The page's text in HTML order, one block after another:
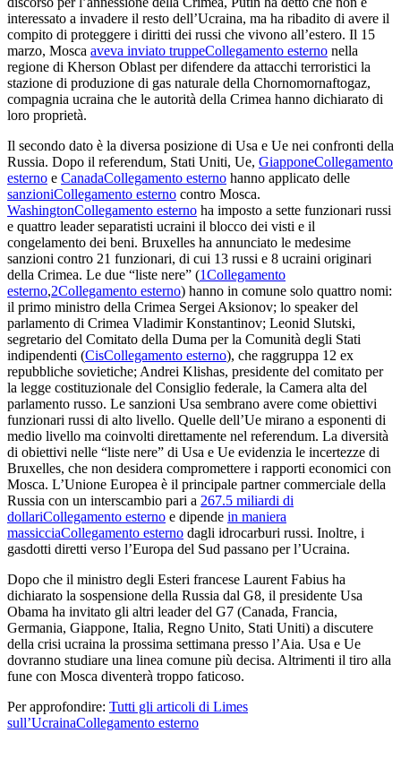
interessato a invadere il resto dell’Ucraina, ma ha ribadito di avere il
compito di proteggere i diritti dei russi che vivono all’estero. Il 15
marzo, Mosca aveva inviato truppeCollegamento esterno nella
regione di Kherson Oblast per difendere da attacchi terroristici la
stazione di produzione di gas naturale della Chornomornaftogaz,
compagnia ucraina che le autorità della Crimea hanno dichiarato di
loro proprietà.
Il secondo dato è la diversa posizione di Usa e Ue nei confronti della
Russia. Dopo il referendum, Stati Uniti, Ue, GiapponeCollegamento
esterno e CanadaCollegamento esterno hanno applicato delle
sanzioniCollegamento esterno contro Mosca.
WashingtonCollegamento esterno ha imposto a sette funzionari russi
e quattro leader separatisti ucraini il blocco dei visti e il
congelamento dei beni. Bruxelles ha annunciato le medesime
sanzioni contro 21 funzionari, di cui 13 russi e 8 ucraini originari
della Crimea. Le due “liste nere” (1Collegamento
esterno,2Collegamento esterno) hanno in comune solo quattro nomi:
il primo ministro della Crimea Sergei Aksionov; lo speaker del
parlamento di Crimea Vladimir Konstantinov; Leonid Slutski,
segretario del Comitato della Duma per la Comunità degli Stati
indipendenti (CisCollegamento esterno), che raggruppa 12 ex
repubbliche sovietiche; Andrei Klishas, presidente del comitato per
la legge costituzionale del Consiglio federale, la Camera alta del
parlamento russo. Le sanzioni Usa sembrano avere come obiettivi
funzionari russi di alto livello. Quelle dell’Ue mirano a esponenti di
medio livello ma coinvolti direttamente nel referendum. La diversità
di obiettivi nelle “liste nere” di Usa e Ue evidenzia le incertezze di
Bruxelles, che non desidera compromettere i rapporti economici con
Mosca. L’Unione Europea è il principale partner commerciale della
Russia con un interscambio pari a 267.5 miliardi di
dollariCollegamento esterno e dipende in maniera
massicciaCollegamento esterno dagli idrocarburi russi. Inoltre, i
gasdotti diretti verso l’Europa del Sud passano per l’Ucraina.
Dopo che il ministro degli Esteri francese Laurent Fabius ha
dichiarato la sospensione della Russia dal G8, il presidente Usa
Obama ha invitato gli altri leader del G7 (Canada, Francia,
Germania, Giappone, Italia, Regno Unito, Stati Uniti) a discutere
della crisi ucraina la prossima settimana presso l’Aia. Usa e Ue
dovranno studiare una linea comune più decisa. Altrimenti il tiro alla
fune con Mosca diventerà troppo faticoso.
Per approfondire: Tutti gli articoli di Limes
sull’UcrainaCollegamento esterno